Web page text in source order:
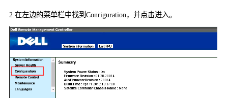
2. 在左边的菜单栏中找到Conriguration，并点击进入。